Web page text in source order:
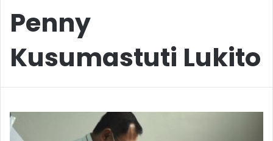
Penny
Kusumastuti Lukito